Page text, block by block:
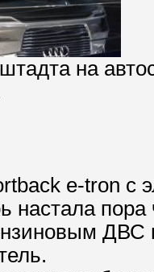
на
e-tron с
настала